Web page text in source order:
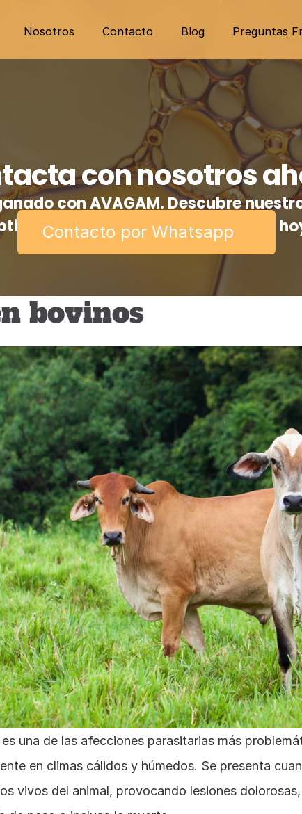
con nosotros
con AVAGAM. Descubre
la producción de tu ganado
Contacto por Whatsapp
bovinos
una de las afecciones parasitarias más
en climas cálidos y húmedos. Se presenta
vivos del animal, provocando lesiones
Nosotros Contacto Blog Preguntas